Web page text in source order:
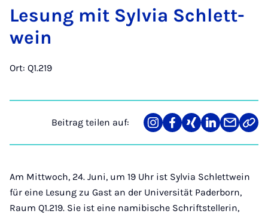
Le­sung mit Syl­via Schlett­
wein
Ort: Q1.219
Beitrag teilen auf:
Teilen
auf
Teilen
auf
Teilen
auf
Teilen
auf
Teilen
über
Mail
Link
Am Mittwoch, 24. Juni, um 19 Uhr ist Sylvia Schlettwein
für eine Lesung zu Gast an der Universität Paderborn,
Raum Q1.219. Sie ist eine namibische Schriftstellerin,